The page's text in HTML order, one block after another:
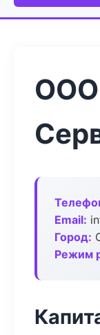
ООО
Email:
Город:
Режим